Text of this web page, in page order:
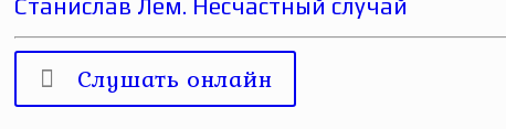
Станислав Лем. Несчастный случай
Слушать онлайн